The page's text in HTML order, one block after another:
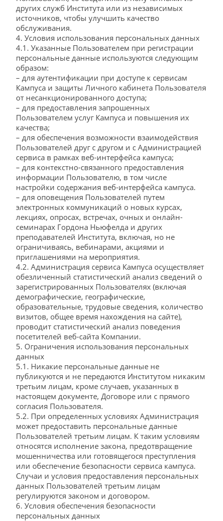
других служб Института или из независимых
источников, чтобы улучшить качество
обслуживания.
4. Условия использования персональных данных
4.1. Указанные Пользователем при регистрации
персональные данные используются следующим
образом:
– для аутентификации при доступе к сервисам
Кампуса и защиты Личного кабинета Пользователя
от несанкционированного доступа;
– для предоставления запрошенных
Пользователем услуг Кампуса и повышения их
качества;
– для обеспечения возможности взаимодействия
Пользователей друг с другом и с Администрацией
сервиса в рамках веб-интерфейса кампуса;
– для контекстно-связанного предоставления
информации Пользователю, в том числе
настройки содержания веб-интерфейса кампуса.
– для оповещения Пользователей путем
электронных коммуникаций о новых курсах,
лекциях, опросах, встречах, очных и онлайн-
семинарах Гордона Ньюфелда и других
преподавателей Института, включая, но не
ограничиваясь, вебинарами, акциями и
приглашениями на мероприятия.
4.2. Администрация сервиса Кампуса осуществляет
обезличенный статистический анализ сведений о
зарегистрированных Пользователях (включая
демографические, географические,
образовательные, трудовые сведения, количество
визитов, общее время нахождения на сайте),
проводит статистический анализ поведения
посетителей веб-сайта Компании.
5. Ограничения использования персональных
данных
5.1. Никакие персональные данные не
публикуются и не передаются Институтом никаким
третьим лицам, кроме случаев, указанных в
настоящем документе, Договоре или с прямого
согласия Пользователя.
5.2. При определенных условиях Администрация
может предоставить персональные данные
Пользователей третьим лицам. К таким условиям
относятся исполнение закона, предотвращение
мошенничества или готовящегося преступления
или обеспечение безопасности сервиса кампуса.
Случаи и условия предоставления персональных
данных Пользователей третьим лицам
регулируются законом и договором.
6. Условия обеспечения безопасности
персональных данных